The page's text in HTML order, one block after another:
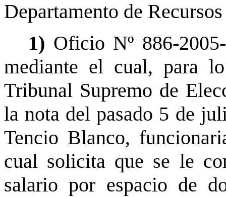
Departamento de
1) Oficio Nº 886-
mediante el cual, para
Tribunal Supremo de
la nota del pasado 5 de
Tencio Blanco,
cual solicita que se le
salario por espacio de